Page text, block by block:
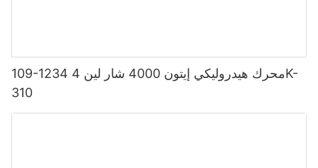
109-1234 محرك هيدروليكي إيتون 4000 شار لين 4K-
310